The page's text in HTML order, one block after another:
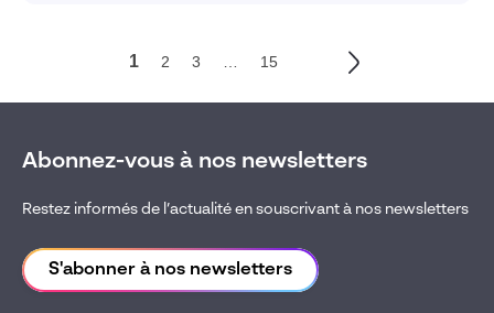
1 2 3 15
Abonnez-vous à nos newsletters
Restez informés de l’actualité en souscrivant à nos newsletters
S'abonner à nos newsletters